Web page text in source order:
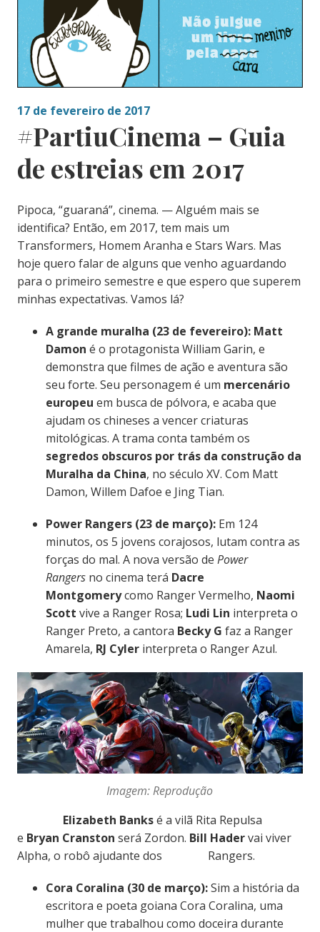
17 de fevereiro de 2017
#PartiuCinema – Guia
de estreias em 2017
Pipoca, “guaraná”, cinema. — Alguém mais se
identifica? Então, em 2017, tem mais um
Transformers, Homem Aranha e Stars Wars. Mas
hoje quero falar de alguns que venho aguardando
para o primeiro semestre e que espero que superem
minhas expectativas. Vamos lá?
A grande muralha (23 de fevereiro): Matt
Damon é o protagonista William Garin, e
demonstra que filmes de ação e aventura são
seu forte. Seu personagem é um mercenário
europeu em busca de pólvora, e acaba que
ajudam os chineses a vencer criaturas
mitológicas. A trama conta também os
segredos obscuros por trás da construção da
Muralha da China, no século XV. Com Matt
Damon, Willem Dafoe e Jing Tian.
Power Rangers (23 de março):Em 124
minutos, os 5 jovens corajosos, lutam contra as
forças do mal. A nova versão de Power
Rangers no cinema terá Dacre
Montgomerycomo Ranger Vermelho, Naomi
Scott vive a Ranger Rosa; Ludi Lin interpreta o
Ranger Preto, a cantora Becky G faz a Ranger
Amarela, RJ Cyler interpreta o Ranger Azul.
Imagem: Reprodução
Elizabeth Banksé a vilã Rita Repulsa
e Bryan Cranston será Zordon. Bill Hadervai viver
Alpha, o robô ajudante dos Rangers.
Cora Coralina (30 de março):Sim a história da
escritora e poeta goiana Cora Coralina, uma
mulher que trabalhou como doceira durante